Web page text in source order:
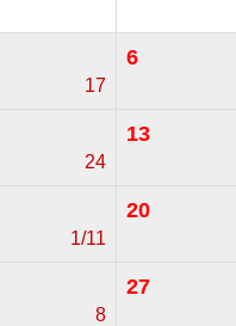
17
6
24
13
1/11
20
8
27